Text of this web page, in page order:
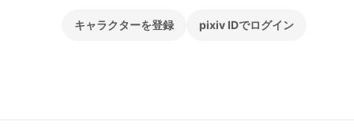
キャラクターを登録 pixiv IDでログイン